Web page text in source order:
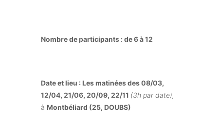
Nombre de participants :de 6 à 12
Date et lieu : Les matinées des 08/03,
12/04, 21/06, 20/09, 22/11 (3h par date),
à Montbéliard (25, DOUBS)